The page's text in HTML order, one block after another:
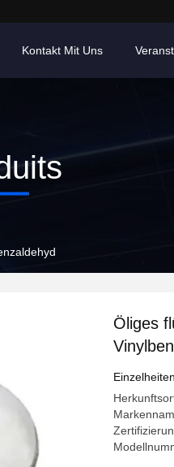
Kontakt Mit Uns
Öliges